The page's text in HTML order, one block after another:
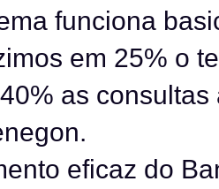
funciona
em 25% o
as
eficaz do